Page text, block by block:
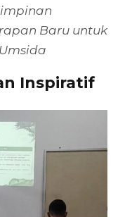
Baru untuk
Inspiratif